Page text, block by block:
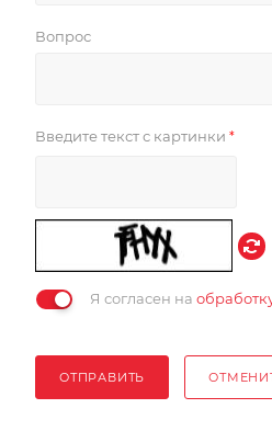
Вопрос
Введите текст с картинки *
Я согласен на
ОТПРАВИТЬ